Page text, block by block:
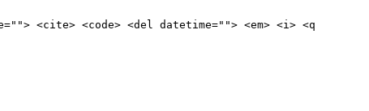
<cite> <code> <del datetime=""> <em> <i> <q